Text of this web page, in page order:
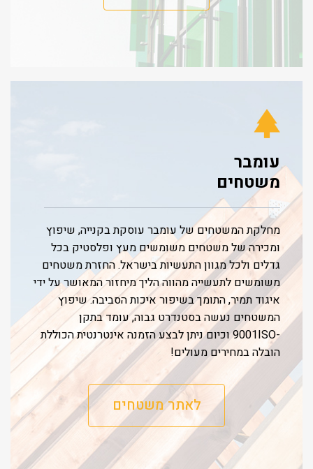
עומבר
משטחים
מחלקת המשטחים של עומבר עוסקת בקנייה, שיפוץ
ומכירה של משטחים משומשים מעץ ופלסטיק בכל
גדלים ולכל מגוון התעשיות בישראל. החזרת משטחים
משומשים לתעשייה מהווה הליך מיחזור המאושר על ידי
איגוד תמיר, התומך בשיפור איכות הסביבה. שיפוץ
המשטחים נעשה בסטנדרט גבוה, עומד בתקן
-9001ISO וכיום ניתן לבצע הזמנה אינטרנטית הכוללת
הובלה במחירים מעולים!
לאתר משטחים